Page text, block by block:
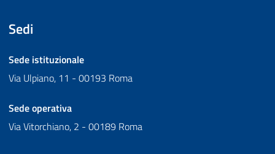
Sedi
Sede istituzionale
Via Ulpiano, 11 - 00193 Roma
Sede operativa
Via Vitorchiano, 2 - 00189 Roma